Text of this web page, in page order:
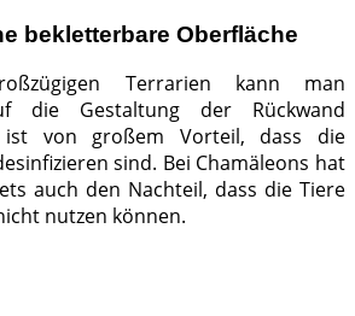
bekletterbare Oberfläche
Terrarien kann man
die Gestaltung der Rückwand
ist von großem Vorteil, dass die
sind. Bei Chamäleons hat
auch den Nachteil, dass die Tiere
nutzen können.